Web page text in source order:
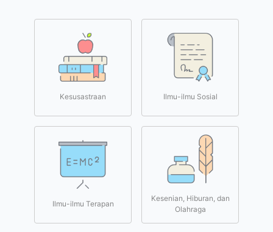
Kesusastraan Ilmu-ilmu Sosial
Ilmu-ilmu Terapan
Kesenian, Hiburan, dan
Olahraga